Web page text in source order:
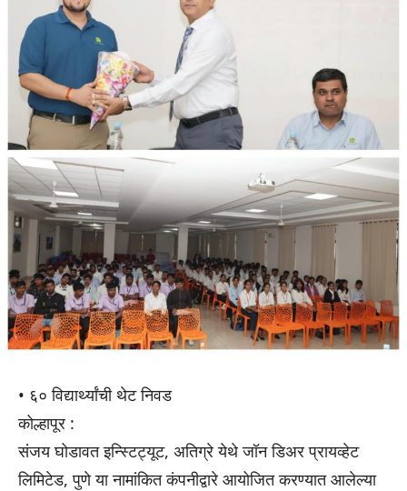
• ६० विद्यार्थ्यांची थेट निवड
कोल्हापूर :
संजय घोडावत इन्स्टिट्यूट, अतिग्रे येथे जॉन डिअर प्रायव्हेट
लिमिटेड, पुणे या नामांकित कंपनीद्वारे आयोजित करण्यात आलेल्या